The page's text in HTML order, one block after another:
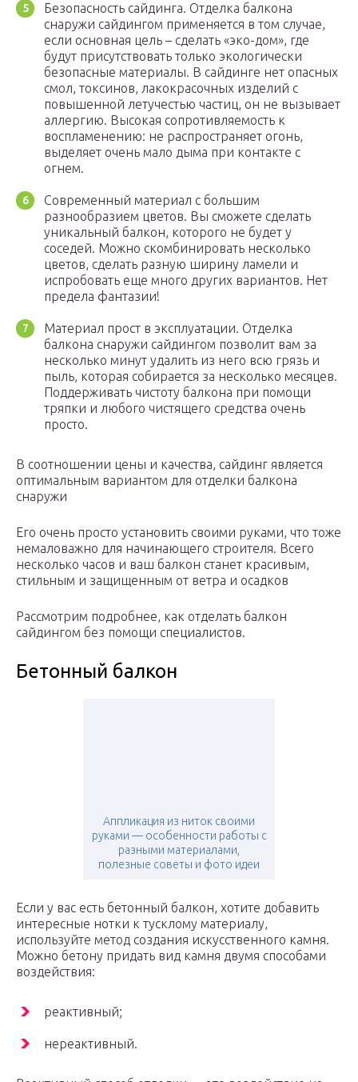
Безопасность сайдинга. Отделка балкона
снаружи сайдингом применяется в том случае,
если основная цель – сделать «эко-дом», где
будут присутствовать только экологически
безопасные материалы. В сайдинге нет опасных
смол, токсинов, лакокрасочных изделий с
повышенной летучестью частиц, он не вызывает
аллергию. Высокая сопротивляемость к
воспламенению: не распространяет огонь,
выделяет очень мало дыма при контакте с
огнем.
Современный материал с большим
разнообразием цветов. Вы сможете сделать
уникальный балкон, которого не будет у
соседей. Можно скомбинировать несколько
цветов, сделать разную ширину ламели и
испробовать еще много других вариантов. Нет
предела фантазии!
Материал прост в эксплуатации. Отделка
балкона снаружи сайдингом позволит вам за
несколько минут удалить из него всю грязь и
пыль, которая собирается за несколько месяцев.
Поддерживать чистоту балкона при помощи
тряпки и любого чистящего средства очень
просто.
В соотношении цены и качества, сайдинг является
оптимальным вариантом для отделки балкона
снаружи
Его очень просто установить своими руками, что тоже
немаловажно для начинающего строителя. Всего
несколько часов и ваш балкон станет красивым,
стильным и защищенным от ветра и осадков
Рассмотрим подробнее, как отделать балкон
сайдингом без помощи специалистов.
Бетонный балкон
Аппликация из ниток своими
руками — особенности работы с
разными материалами,
полезные советы и фото идеи
Если у вас есть бетонный балкон, хотите добавить
интересные нотки к тусклому материалу,
используйте метод создания искусственного камня.
Можно бетону придать вид камня двумя способами
воздействия:
реактивный;
нереактивный.